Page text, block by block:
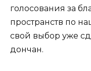
голосования за
пространств по
свой выбор уже
дончан.